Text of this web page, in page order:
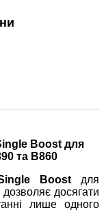
Boost для
та B860
Boost для
досягати
лише одного